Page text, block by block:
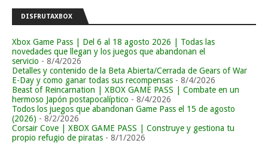
DISFRUTAXBOX
Xbox Game Pass | Del 6 al 18 agosto 2026 | Todas las
novedades que llegan y los juegos que abandonan el
servicio - 8/4/2026
Detalles y contenido de la Beta Abierta/Cerrada de Gears of War
E-Day y como ganar todas sus recompensas - 8/4/2026
Beast of Reincarnation | XBOX GAME PASS | Combate en un
hermoso Japón postapocalíptico - 8/4/2026
Todos los juegos que abandonan Game Pass el 15 de agosto
(2026) - 8/2/2026
Corsair Cove | XBOX GAME PASS | Construye y gestiona tu
propio refugio de piratas - 8/1/2026